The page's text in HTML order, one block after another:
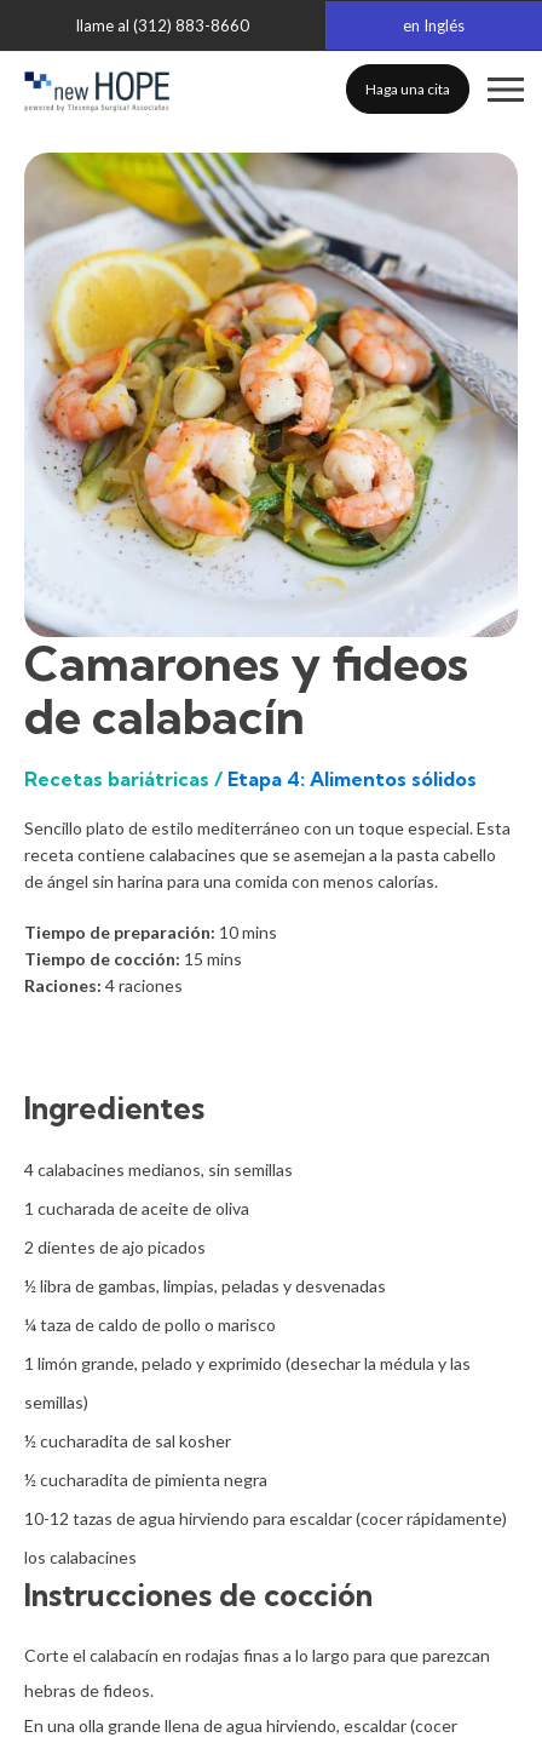
llame al (312) 883-8660 en Inglés
Haga una cita
Camarones y fideos
de calabacín
Recetas bariátricas / Etapa 4: Alimentos sólidos
Sencillo plato de estilo mediterráneo con un toque especial. Esta
receta contiene calabacines que se asemejan a la pasta cabello
de ángel sin harina para una comida con menos calorías.
Tiempo de preparación: 10mins
Tiempo de cocción: 15 mins
Raciones: 4 raciones
Ingredientes
4 calabacines medianos, sin semillas
1 cucharada de aceite de oliva
2 dientes de ajo picados
½ libra de gambas, limpias, peladas y desvenadas
¼ taza de caldo de pollo o marisco
1 limón grande, pelado y exprimido (desechar la médula y las
semillas)
½ cucharadita de sal kosher
½ cucharadita de pimienta negra
10-12 tazas de agua hirviendo para escaldar (cocer rápidamente)
los calabacines
Instrucciones de cocción
Corte el calabacín en rodajas finas a lo largo para que parezcan
hebras de fideos.
En una olla grande llena de agua hirviendo, escaldar (cocer